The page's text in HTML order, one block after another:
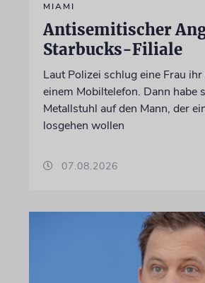
MIAMI
Antisemitischer
Starbucks-Filiale
Laut Polizei schlug eine Frau
einem Mobiltelefon. Dann habe
Metallstuhl auf den Mann, der
losgehen wollen
07.08.2026